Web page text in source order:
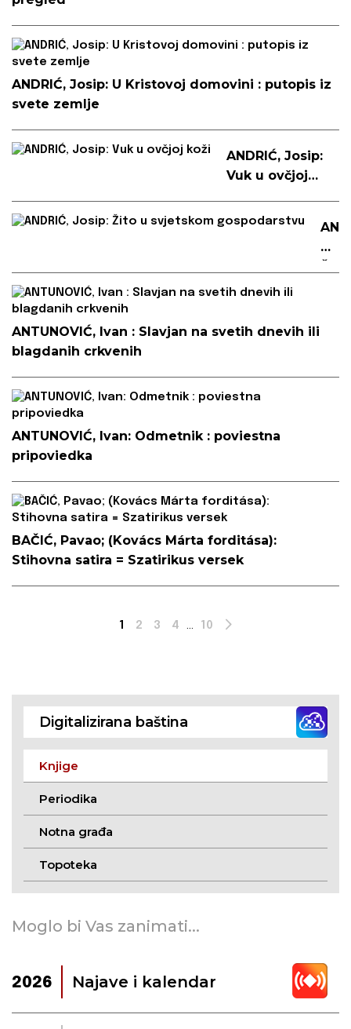
ANDRIĆ, Josip: U Kristovoj domovini : putopis iz
svete zemlje
ANDRIĆ, Josip:
Vuk u ovčjoj
ANTUNOVIĆ, Ivan : Slavjan na svetih dnevih ili
blagdanih crkvenih
ANTUNOVIĆ, Ivan: Odmetnik : poviestna
pripoviedka
BAČIĆ, Pavao; (Kovács Márta forditása):
Stihovna satira = Szatirikus versek
1 2 3 4 ... 10 Next
Digitalizirana baština
Knjige
Periodika
Notna građa
Topoteka
Moglo bi Vas zanimati...
2026 Najave i kalendar